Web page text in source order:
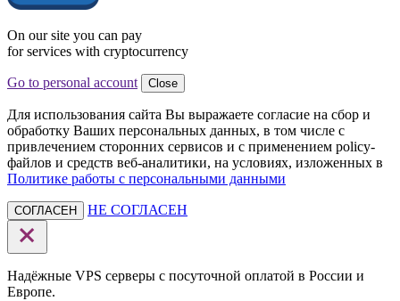
On our site you can pay
for services with cryptocurrency
Go to personal account Close
Для использования сайта Вы выражаете согласие на сбор и
обработку Ваших персональных данных, в том числе с
привлечением сторонних сервисов и с применением policy-
файлов и средств веб-аналитики, на условиях, изложенных в
Политике работы с персональными данными
СОГЛАСЕН НЕ СОГЛАСЕН
Надёжные VPS серверы с посуточной оплатой в России и
Европе.